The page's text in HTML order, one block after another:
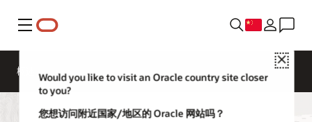
菜单
Close
Would you like to visit an Oracle country site closer
to you?
您想访问附近国家/地区的 Oracle 网站吗？
概述